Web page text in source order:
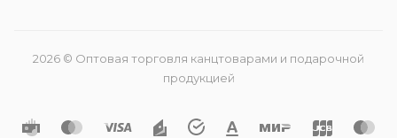
2026 © Оптовая торговля канцтоварами и подарочной
продукцией